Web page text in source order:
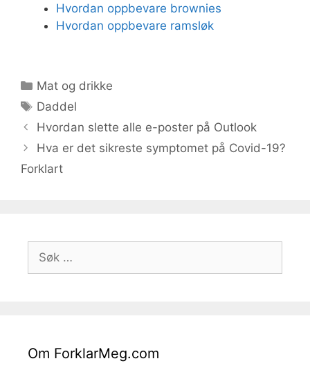
Hvordan oppbevare brownies
Hvordan oppbevare ramsløk
Kategorier
Mat og drikke
Stikkord
Daddel
Hvordan slette alle e-poster på Outlook
Hva er det sikreste symptomet på Covid-19?
Forklart
Søk
etter:
Om ForklarMeg.com